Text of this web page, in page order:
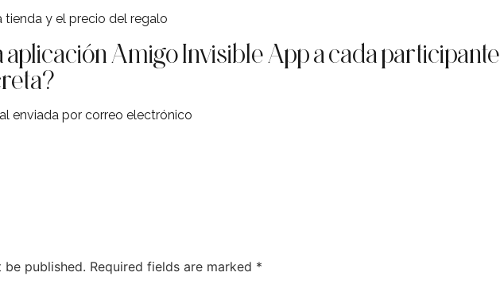
tienda y el precio del regalo
aplicación Amigo Invisible App a cada participante
enviada por correo electrónico
be published. Required fields are marked *